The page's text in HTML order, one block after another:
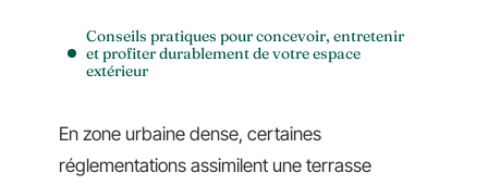
Conseils pratiques pour concevoir, entretenir
et profiter durablement de votre espace
extérieur
En zone urbaine dense, certaines
réglementations assimilent une terrasse